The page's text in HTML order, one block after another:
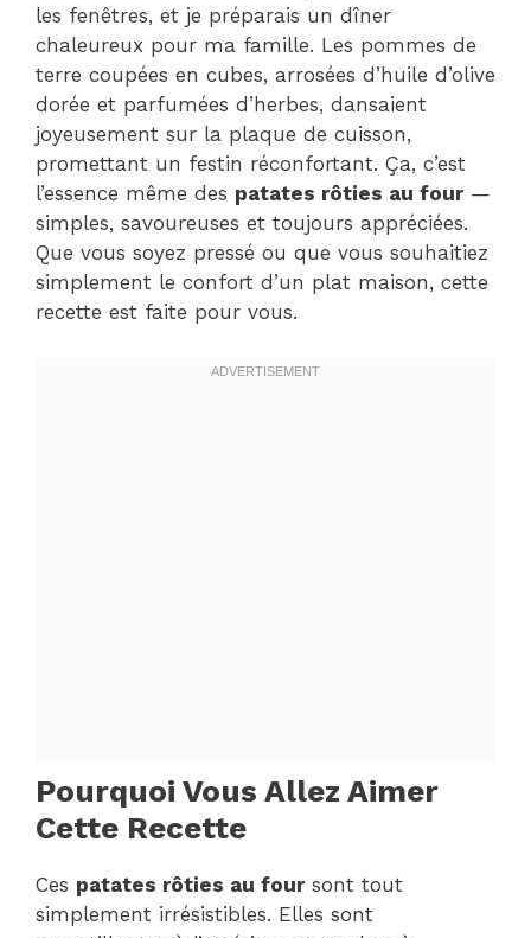
les fenêtres, et je préparais un dîner
chaleureux pour ma famille. Les pommes de
terre coupées en cubes, arrosées d’huile d’olive
dorée et parfumées d’herbes, dansaient
joyeusement sur la plaque de cuisson,
promettant un festin réconfortant. Ça, c’est
l’essence même des patates rôties au four—
simples, savoureuses et toujours appréciées.
Que vous soyez pressé ou que vous souhaitiez
simplement le confort d’un plat maison, cette
recette est faite pour vous.
Pourquoi Vous Allez Aimer
Cette Recette
Ces patates rôties au foursont tout
simplement irrésistibles. Elles sont